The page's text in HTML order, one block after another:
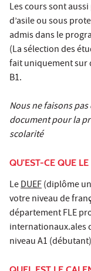
Les cours sont
d’asile ou sous
admis dans le
(La sélection des
fait uniquement sur
B1.
Nous ne faisons
document pour la
scolarité
QU'EST-CE QUE LE
LeDUEF(diplôme
votre niveau de
département FLE
internationaux.ales
niveau A1